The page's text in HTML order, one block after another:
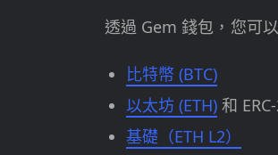
透過 Gem 錢包，您可
比特幣 (BTC)
以太坊 (ETH) 和
基礎（ETH L2）